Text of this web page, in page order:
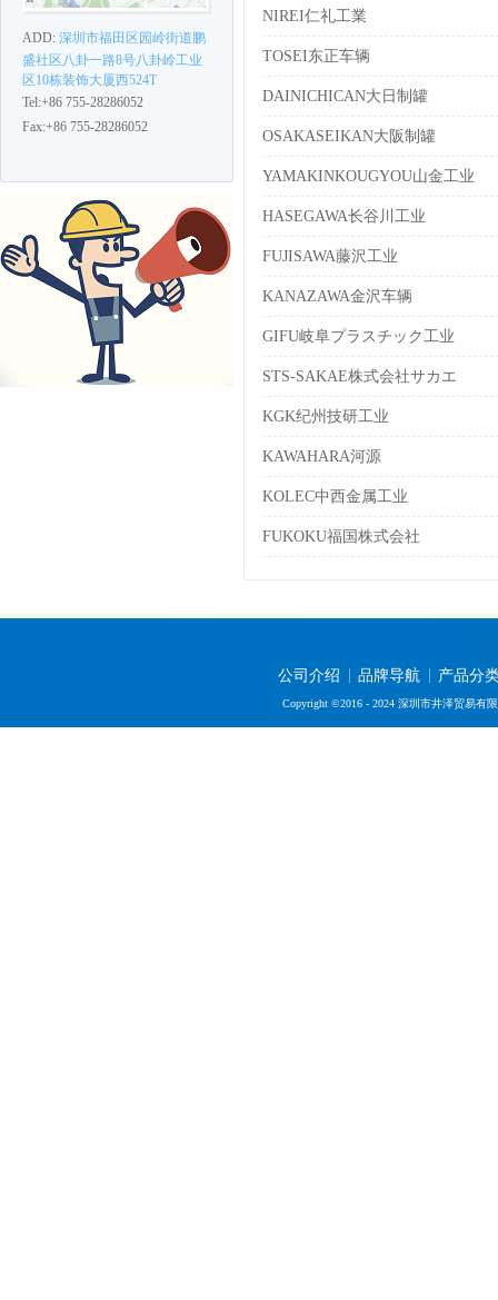
ADD: 深圳市福田区园岭街道鹏
盛社区八卦一路8号八卦岭工业
区10栋装饰大厦西524T
Tel:+86 755-28286052
Fax:+86 755-28286052
NIREI仁礼工業
TOSEI东正车辆
DAINICHICAN大日制罐
OSAKASEIKAN大阪制罐
YAMAKINKOUGYOU山金工业
HASEGAWA长谷川工业
FUJISAWA藤沢工业
KANAZAWA金沢车辆
GIFU岐阜プラスチック工业
STS-SAKAE株式会社サカエ
KGK纪州技研工业
KAWAHARA河源
KOLEC中西金属工业
FUKOKU福国株式会社
公司介绍 品牌导航 产品分
Copyright ©2016 - 2024 深圳市井泽贸易有